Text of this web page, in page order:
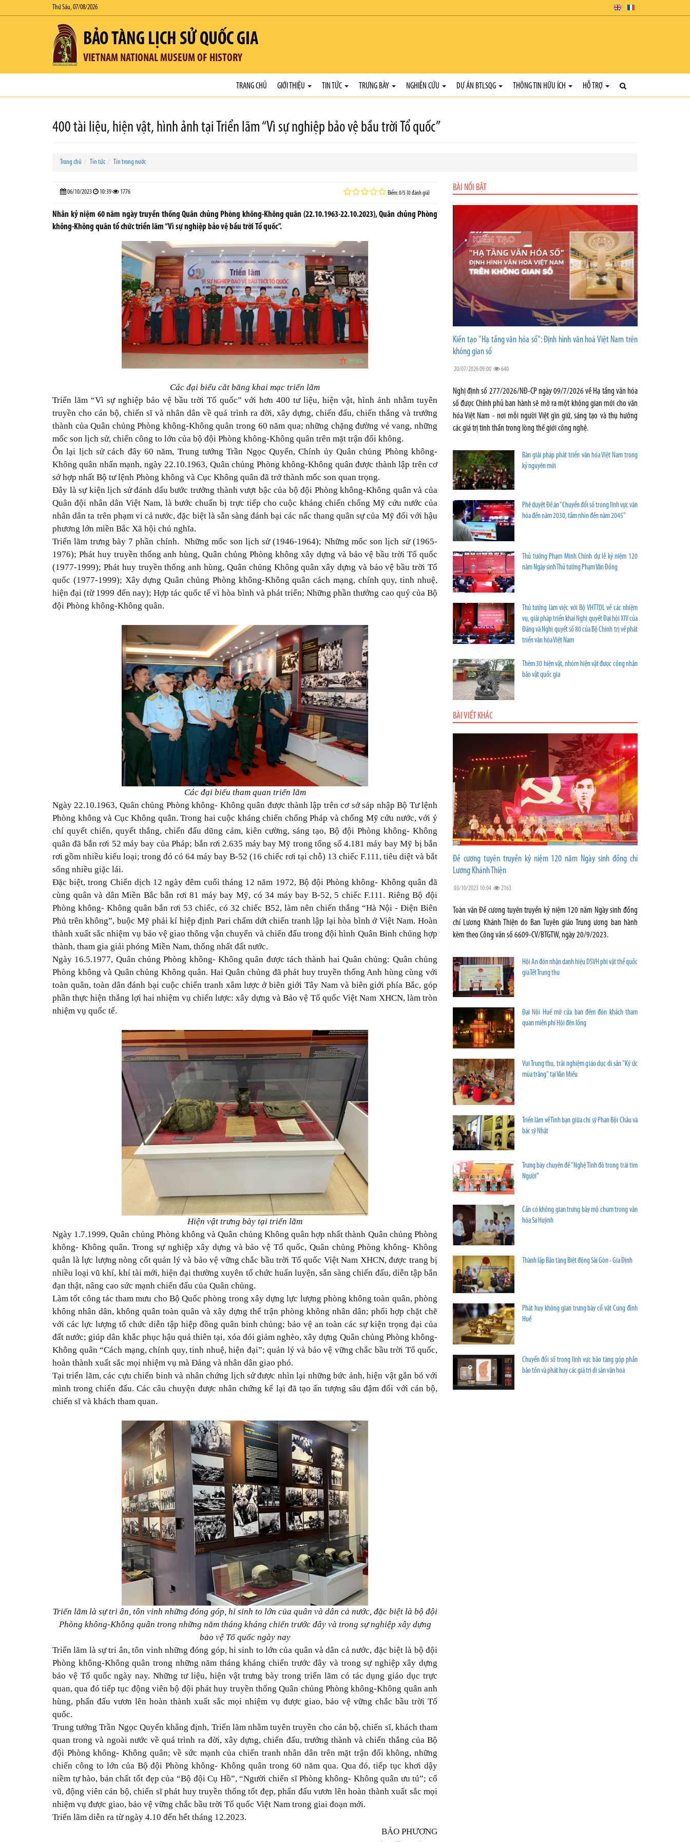
Thứ Sáu, 07/08/2026
BẢO TÀNG LỊCH SỬ QUỐC GIA
VIETNAM NATIONAL MUSEUM OF HISTORY
TRANG CHỦ GIỚI THIỆU TIN TỨC TRƯNG BÀY NGHIÊN CỨU DỰ ÁN BTLSQG THÔNG TIN HỮU ÍCH HỖ TRỢ
400 tài liệu, hiện vật, hình ảnh tại Triển lãm “Vì sự nghiệp bảo vệ bầu trời Tổ quốc”
Trang chủ Tin tức Tin trong nước
06/10/2023 10:39 1776 Điểm: 0/5 (0 đánh giá)
Nhân kỷ niệm 60 năm ngày truyền thống Quân chủng Phòng không-Không quân (22.10.1963-22.10.2023), Quân chủng Phòng
không-Không quân tổ chức triển lãm “Vì sự nghiệp bảo vệ bầu trời Tổ quốc”.
Các đại biểu cắt băng khai mạc triển lãm
Triển lãm “Vì sự nghiệp bảo vệ bầu trời Tổ quốc” với hơn 400 tư liệu, hiện vật, hình ảnh nhằm tuyên
truyền cho cán bộ, chiến sĩ và nhân dân về quá trình ra đời, xây dựng, chiến đấu, chiến thắng và trưởng
thành của Quân chủng Phòng không-Không quân trong 60 năm qua; những chặng đường vẻ vang, những
mốc son lịch sử, chiến công to lớn của bộ đội Phòng không-Không quân trên mặt trận đối không.
Ôn lại lịch sử cách đây 60 năm, Trung tướng Trần Ngọc Quyến, Chính ủy Quân chủng Phòng không-
Không quân nhấn mạnh, ngày 22.10.1963, Quân chủng Phòng không-Không quân được thành lập trên cơ
sở hợp nhất Bộ tư lệnh Phòng không và Cục Không quân đã trở thành mốc son quan trọng.
Đây là sự kiện lịch sử đánh dấu bước trưởng thành vượt bậc của bộ đội Phòng không-Không quân và của
Quân đội nhân dân Việt Nam, là bước chuẩn bị trực tiếp cho cuộc kháng chiến chống Mỹ cứu nước của
nhân dân ta trên phạm vi cả nước, đặc biệt là sẵn sàng đánh bại các nấc thang quân sự của Mỹ đối với hậu
phương lớn miền Bắc Xã hội chủ nghĩa.
Triển lãm trưng bày 7 phần chính. Những mốc son lịch sử (1946-1964); Những mốc son lịch sử (1965-
1976); Phát huy truyền thống anh hùng, Quân chủng Phòng không xây dựng và bảo vệ bầu trời Tổ quốc
(1977-1999); Phát huy truyền thống anh hùng, Quân chủng Không quân xây dựng và bảo vệ bầu trời Tổ
quốc (1977-1999); Xây dựng Quân chủng Phòng không-Không quân cách mạng, chính quy, tinh nhuệ,
hiện đại (từ 1999 đến nay); Hợp tác quốc tế vì hòa bình và phát triển; Những phần thưởng cao quý của Bộ
đội Phòng không-Không quân.
Các đại biểu tham quan triển lãm
Ngày 22.10.1963, Quân chủng Phòng không- Không quân được thành lập trên cơ sở sáp nhập Bộ Tư lệnh
Phòng không và Cục Không quân. Trong hai cuộc kháng chiến chống Pháp và chống Mỹ cứu nước, với ý
chí quyết chiến, quyết thắng, chiến đấu dũng cảm, kiên cường, sáng tạo, Bộ đội Phòng không- Không
quân đã bắn rơi 52 máy bay của Pháp; bắn rơi 2.635 máy bay Mỹ trong tổng số 4.181 máy bay Mỹ bị bắn
rơi gồm nhiều kiểu loại; trong đó có 64 máy bay B-52 (16 chiếc rơi tại chỗ) 13 chiếc F.111, tiêu diệt và bắt
sống nhiều giặc lái.
Đặc biệt, trong Chiến dịch 12 ngày đêm cuối tháng 12 năm 1972, Bộ đội Phòng không- Không quân đã
cùng quân và dân Miền Bắc bắn rơi 81 máy bay Mỹ, có 34 máy bay B-52, 5 chiếc F.111. Riêng Bộ đội
Phòng không- Không quân bắn rơi 53 chiếc, có 32 chiếc B52, làm nên chiến thắng “Hà Nội - Điện Biên
Phủ trên không”, buộc Mỹ phải kí hiệp định Pari chấm dứt chiến tranh lập lại hòa bình ở Việt Nam. Hoàn
thành xuất sắc nhiệm vụ bảo vệ giao thông vận chuyển và chiến đấu trong đội hình Quân Binh chủng hợp
thành, tham gia giải phóng Miền Nam, thống nhất đất nước.
Ngày 16.5.1977, Quân chủng Phòng không- Không quân được tách thành hai Quân chủng: Quân chủng
Phòng không và Quân chủng Không quân. Hai Quân chủng đã phát huy truyền thống Anh hùng cùng với
toàn quân, toàn dân đánh bại cuộc chiến tranh xâm lược ở biên giới Tây Nam và biên giới phía Bắc, góp
phần thực hiện thắng lợi hai nhiệm vụ chiến lược: xây dựng và Bảo vệ Tổ quốc Việt Nam XHCN, làm tròn
nhiệm vụ quốc tế.
Hiện vật trưng bày tại triển lãm
Ngày 1.7.1999, Quân chủng Phòng không và Quân chủng Không quân hợp nhất thành Quân chủng Phòng
không- Không quân. Trong sự nghiệp xây dựng và bảo vệ Tổ quốc, Quân chủng Phòng không- Không
quân là lực lượng nòng cốt quản lý và bảo vệ vững chắc bầu trời Tổ quốc Việt Nam XHCN, được trang bị
nhiều loại vũ khí, khí tài mới, hiện đại thường xuyên tổ chức huấn luyện, sẵn sàng chiến đấu, diễn tập bắn
đạn thật, nâng cao sức mạnh chiến đấu của Quân chủng.
Làm tốt công tác tham mưu cho Bộ Quốc phòng trong xây dựng lực lượng phòng không toàn quân, phòng
không nhân dân, không quân toàn quân và xây dựng thế trận phòng không nhân dân; phối hợp chặt chẽ
với các lực lượng tổ chức diễn tập hiệp đồng quân binh chủng; bảo vệ an toàn các sự kiện trọng đại của
đất nước; giúp dân khắc phục hậu quả thiên tại, xóa đói giảm nghèo, xây dựng Quân chủng Phòng không-
Không quân “Cách mạng, chính quy, tinh nhuệ, hiện đại”; quản lý và bảo vệ vững chắc bầu trời Tổ quốc,
hoàn thành xuất sắc mọi nhiệm vụ mà Đảng và nhân dân giao phó.
Tại triển lãm, các cựu chiến binh và nhân chứng lịch sử được nhìn lại những bức ảnh, hiện vật gắn bó với
mình trong chiến đấu. Các câu chuyện được nhân chứng kể lại đã tạo ấn tượng sâu đậm đối với cán bộ,
chiến sĩ và khách tham quan.
Triển lãm là sự tri ân, tôn vinh những đóng góp, hi sinh to lớn của quân và dân cả nước, đặc biệt là bộ đội
Phòng không-Không quân trong những năm tháng kháng chiến tr­ước đây và trong sự nghiệp xây dựng
bảo vệ Tổ quốc ngày nay
Triển lãm là sự tri ân, tôn vinh những đóng góp, hi sinh to lớn của quân và dân cả nước, đặc biệt là bộ đội
Phòng không-Không quân trong những năm tháng kháng chiến tr­ước đây và trong sự nghiệp xây dựng
bảo vệ Tổ quốc ngày nay. Những tư liệu, hiện vật trưng bày trong triển lãm có tác dụng giáo dục trực
quan, qua đó tiếp tục động viên bộ đội phát huy truyền thống Quân chủng Phòng không-Không quân anh
hùng, phấn đấu vươn lên hoàn thành xuất sắc mọi nhiệm vụ được giao, bảo vệ vững chắc bầu trời Tổ
quốc.
Trung tướng Trần Ngọc Quyến khẳng định, Triển lãm nhằm tuyên truyền cho cán bộ, chiến sĩ, khách tham
quan trong và ngoài nước về quá trình ra đời, xây dựng, chiến đấu, trưởng thành và chiến thắng của Bộ
đội Phòng không- Không quân; về sức mạnh của chiến tranh nhân dân trên mặt trận đối không, những
chiến công to lớn của Bộ đội Phòng không- Không quân trong 60 năm qua. Qua đó, tiếp tục khơi dậy
niềm tự hào, bản chất tốt đẹp của “Bộ đội Cụ Hồ”, “Người chiến sĩ Phòng không- Không quân ưu tú”; cổ
vũ, động viên cán bộ, chiến sĩ phát huy truyền thống tốt đẹp, phấn đấu vươn lên hoàn thành xuất sắc mọi
nhiệm vụ được giao, bảo vệ vững chắc bầu trời Tổ quốc Việt Nam trong giai đoạn mới.
Triển lãm diễn ra từ ngày 4.10 đến hết tháng 12.2023.
BẢO PHƯƠNG
BÀI NỔI BẬT
Kiến tạo "Hạ tầng văn hóa số": Định hình văn hoá Việt Nam trên
không gian số
20/07/2026 09:00 640
Nghị định số 277/2026/NĐ-CP ngày 09/7/2026 về Hạ tầng văn hóa
số được Chính phủ ban hành sẽ mở ra một không gian mới cho văn
hóa Việt Nam - nơi mỗi người Việt gìn giữ, sáng tạo và thụ hưởng
các giá trị tinh thần trong lòng thế giới công nghệ.
Bàn giải pháp phát triển văn hóa Việt Nam trong
kỷ nguyên mới
Phê duyệt Đề án “Chuyển đổi số trong lĩnh vực văn
hóa đến năm 2030, tầm nhìn đến năm 2045”
Thủ tướng Phạm Minh Chính dự lễ kỷ niệm 120
năm Ngày sinh Thủ tướng Phạm Văn Đồng
Thủ tướng làm việc với Bộ VHTTDL về các nhiệm
vụ, giải pháp triển khai Nghị quyết Đại hội XIV của
Đảng và Nghị quyết số 80 của Bộ Chính trị về phát
triển văn hóa Việt Nam
Thêm 30 hiện vật, nhóm hiện vật được công nhận
bảo vật quốc gia
BÀI VIẾT KHÁC
Đề cương tuyên truyền kỷ niệm 120 năm Ngày sinh đồng chí
Lương Khánh Thiện
03/10/2023 10:04 2163
Toàn văn Đề cương tuyên truyền kỷ niệm 120 năm Ngày sinh đồng
chí Lương Khánh Thiện do Ban Tuyên giáo Trung ương ban hành
kèm theo Công văn số 6609-CV/BTGTW, ngày 20/9/2023.
Hội An đón nhận danh hiệu DSVH phi vật thể quốc
gia Tết Trung thu
Đại Nội Huế mở cửa ban đêm đón khách tham
quan miễn phí Hội đèn lồng
Vui Trung thu, trải nghiệm giáo dục di sản "Ký ức
mùa trăng" tại Văn Miếu
Triển lãm về Tình bạn giữa chí sỹ Phan Bội Châu và
bác sỹ Nhật
Trưng bày chuyên đề "Nghệ Tĩnh đỏ trong trái tim
Người”
Cần có không gian trưng bày mộ chum trong văn
hóa Sa Huỳnh
Thành lập Bảo tàng Biệt động Sài Gòn - Gia Định
Phát huy không gian trưng bày cổ vật Cung đình
Huế
Chuyển đổi số trong lĩnh vực bảo tàng góp phần
bảo tồn và phát huy các giá trị di sản văn hoá